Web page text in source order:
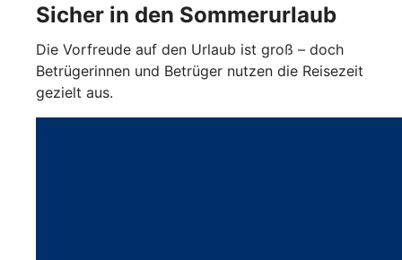
Sicher in den Sommerurlaub
Die Vorfreude auf den Urlaub ist groß – doch
Betrügerinnen und Betrüger nutzen die Reisezeit
gezielt aus.